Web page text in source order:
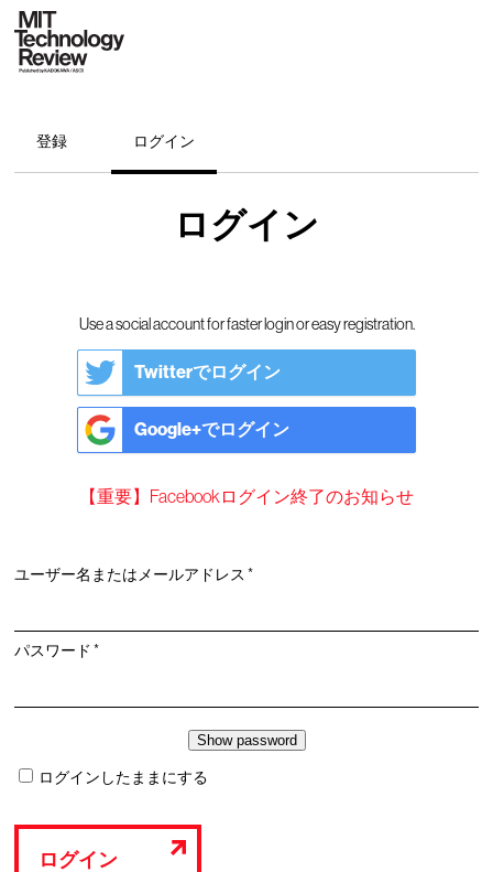
登録 ログイン
ログイン
Use a social account for faster login or easy registration.
Twitterでログイン
Google+でログイン
【重要】Facebookログイン終了のお知らせ
ユーザー名またはメールアドレス*必
パスワード*必
ログインしたままにする
ログイン